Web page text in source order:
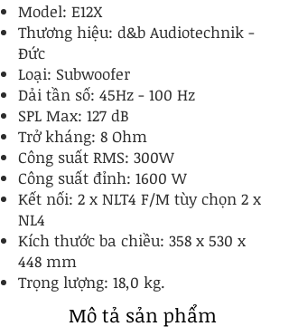
Model: E12X
Thương hiệu: d&b Audiotechnik -
Đức
Loại: Subwoofer
Dải tần số: 45Hz - 100 Hz
SPL Max: 127 dB
Trở kháng: 8 Ohm
Công suất RMS: 300W
Công suất đỉnh: 1600 W
Kết nối: 2 x NLT4 F/M tùy chọn 2 x
NL4
Kích thước ba chiều: 358 x 530 x
448 mm
Trọng lượng: 18,0 kg.
Mô tả sản phẩm